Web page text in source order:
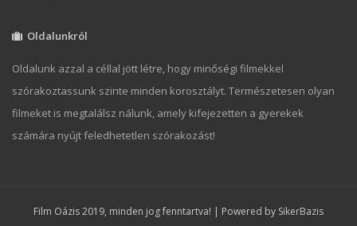
Oldalunkról
Oldalunk azzal a céllal jött létre, hogy minőségi filmekkel
szórakoztassunk szinte minden korosztályt. Természetesen olyan
filmeket is megtalálsz nálunk, amely kifejezetten a gyerekek
számára nyújt feledhetetlen szórakozást!
Film Oázis 2019, minden jog fenntartva! | Powered by SikerBazis